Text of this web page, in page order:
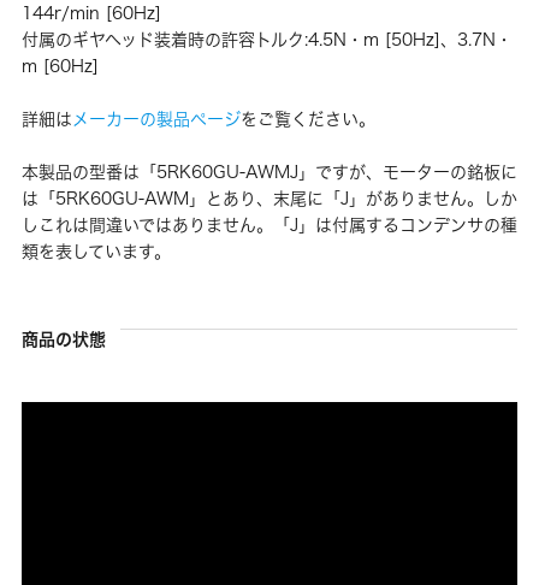
144r/min [60Hz]
付属のギヤヘッド装着時の許容トルク:4.5N・m [50Hz]、3.7N・
m [60Hz]
詳細は メーカーの製品ページをご覧ください。
本製品の型番は「5RK60GU-AWMJ」ですが、モーターの銘板に
は「5RK60GU-AWM」とあり、末尾に「J」がありません。しか
しこれは間違いではありません。「J」は付属するコンデンサの種
類を表しています。
商品の状態